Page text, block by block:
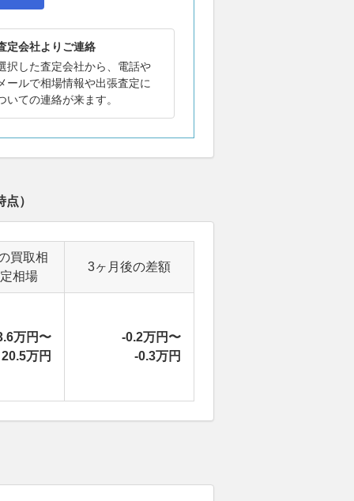
定会社よりご連絡
択した査定会社から、電話や
ールで相場情報や出張査定に
いての連絡が来ます。
点）
買取相
相場
3ヶ月後の差額
万円〜
20.5万円
-0.2万円〜
-0.3万円